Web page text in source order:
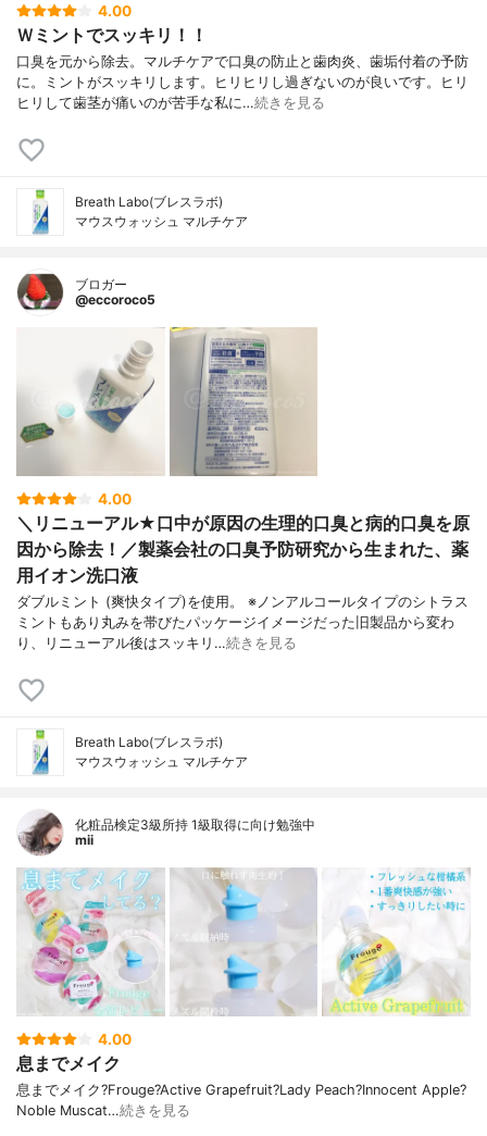
4.00
Ｗミントでスッキリ！！
口臭を元から除去。マルチケアで口臭の防止と歯肉炎、歯垢付着の予防
に。ミントがスッキリします。ヒリヒリし過ぎないのが良いです。ヒリ
ヒリして歯茎が痛いのが苦手な私に…続きを見る
Breath Labo(ブレスラボ)
マウスウォッシュ マルチケア
ブロガー
@eccoroco5
4.00
＼リニューアル★口中が原因の生理的口臭と病的口臭を原
因から除去！／製薬会社の口臭予防研究から生まれた、薬
用イオン洗口液
ダブルミント (爽快タイプ)を使用。 ※ノンアルコールタイプのシトラス
ミントもあり丸みを帯びたパッケージイメージだった旧製品から変わ
り、リニューアル後はスッキリ…続きを見る
Breath Labo(ブレスラボ)
マウスウォッシュ マルチケア
化粧品検定3級所持 1級取得に向け勉強中
mii
4.00
息までメイク
息までメイク?⁡⁡Frouge⁡⁡?Active Grapefruit⁡⁡?Lady Peach⁡⁡?Innocent Apple⁡⁡?
Noble Muscat…続きを見る